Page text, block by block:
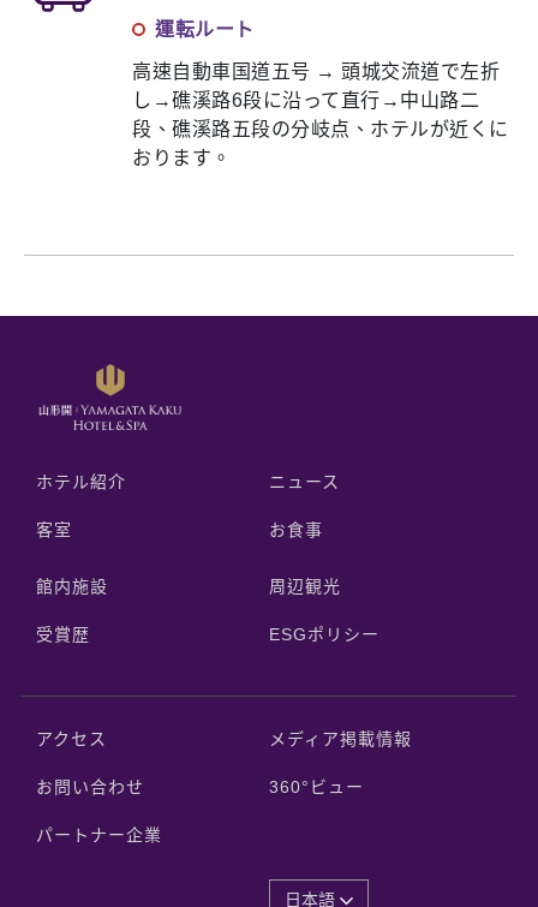
運転ルート
高速自動車国道五号 → 頭城交流道で左折
し→礁溪路6段に沿って直行→中山路二
段、礁溪路五段の分岐点、ホテルが近くに
おります。
ホテル紹介 ニュース
客室 お食事
館内施設 周辺観光
受賞歴 ESGポリシー
アクセス メディア掲載情報
お問い合わせ 360°ビュー
パートナー企業
日本語